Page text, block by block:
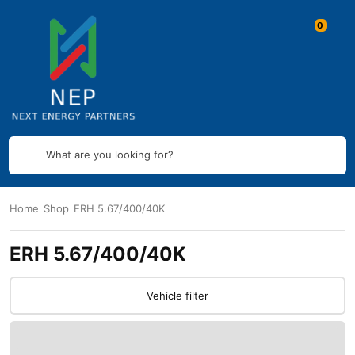
What are you looking for?
Home Shop ERH 5.67/400/40K
ERH 5.67/400/40K
Vehicle filter